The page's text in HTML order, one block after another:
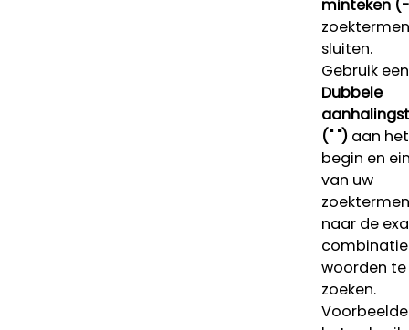
minteken
sluiten.
Gebruik een
Dubbele
(" ")aan het
begin en
van uw
naar de
woorden te
zoeken.